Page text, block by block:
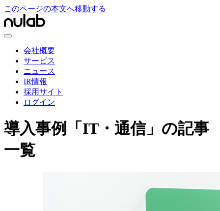
このページの本文へ移動する
会社概要
サービス
ニュース
IR情報
採用サイト
ログイン
導入事例「IT・通信」の記事
一覧